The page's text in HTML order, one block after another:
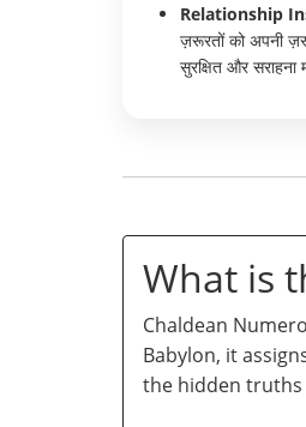
Relationship
ज़रूरतों को अपनी
सुरक्षित और
What is
Chaldean
Babylon, it
the hidden truths